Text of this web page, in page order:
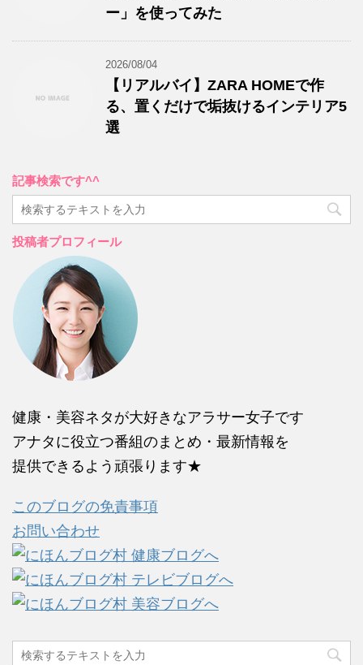
ー」を使ってみた
2026/08/04
【リアルバイ】ZARA HOMEで作
る、置くだけで垢抜けるインテリア5
選
記事検索です^^
投稿者プロフィール
健康・美容ネタが大好きなアラサー女子です
アナタに役立つ番組のまとめ・最新情報を
提供できるよう頑張ります★
このブログの免責事項
お問い合わせ